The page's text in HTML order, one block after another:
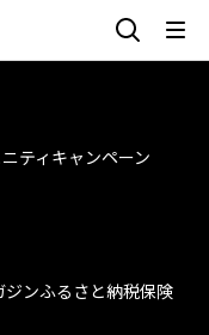
ティキャンペーン
ジンふるさと納税保険